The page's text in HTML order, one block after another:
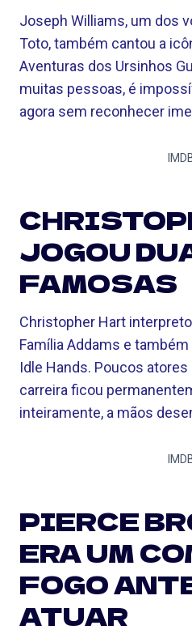
Joseph Williams, um dos
Toto, também cantou a
Aventuras dos Ursinhos
muitas pessoas, é
agora sem reconhecer
JOGOU
FAMOSAS
Christopher Hart
Família Addams e
Idle Hands. Poucos
carreira ficou
inteiramente, a mãos
PIERCE
ERA UM
FOGO
ATUAR